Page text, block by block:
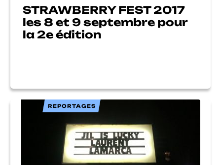
STRAWBERRY FEST 2017
les 8 et 9 septembre pour
la 2e édition
REPORTAGES